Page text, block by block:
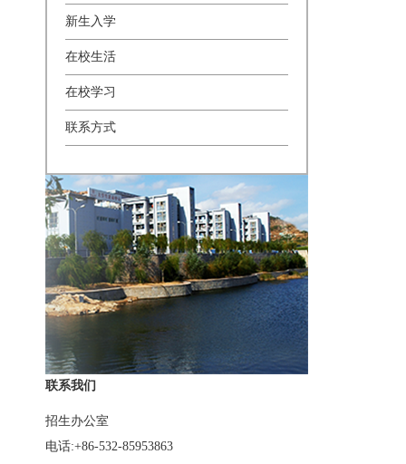
新生入学
在校生活
在校学习
联系方式
联系我们
招生办公室
电话:+86-532-85953863